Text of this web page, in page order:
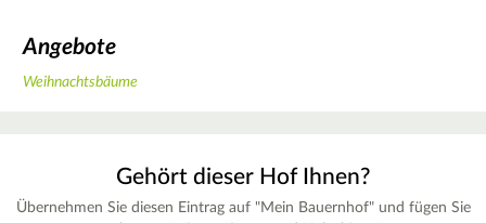
Angebote
Weihnachtsbäume
Gehört dieser Hof Ihnen?
Übernehmen Sie diesen Eintrag auf "Mein Bauernhof" und fügen Sie